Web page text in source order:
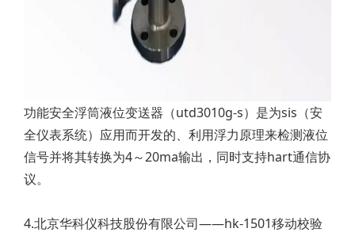
功能安全浮筒液位变送器（utd3010g-s）是为sis（安
全仪表系统）应用而开发的、利用浮力原理来检测液位
信号并将其转换为4～20ma输出，同时支持hart通信协
议。
4.北京华科仪科技股份有限公司——hk-1501移动校验